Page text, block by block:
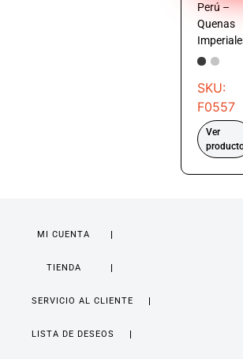
Perú –
Quenas
SKU:
F0557
Ver
MI CUENTA
TIENDA
SERVICIO AL CLIENTE
LISTA DE DESEOS